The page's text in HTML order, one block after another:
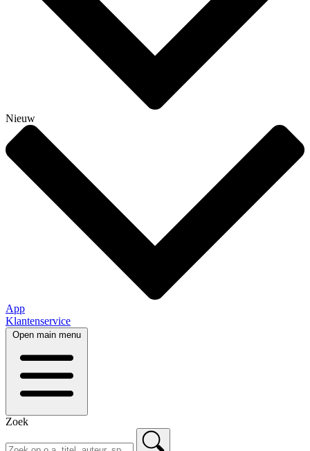
Nieuw
App
Klantenservice
Open main menu
Zoek